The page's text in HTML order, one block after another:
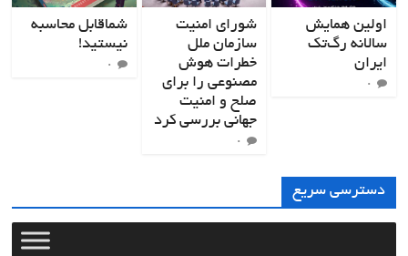
اولین همایش
سالانه رگ‌تک
ایران
۰
شورای امنیت
سازمان ملل
خطرات هوش
مصنوعی را برای
صلح و امنیت
جهانی بررسی کرد
۰
شماقابل محاسبه
نیستید!
۰
دسترسی سریع